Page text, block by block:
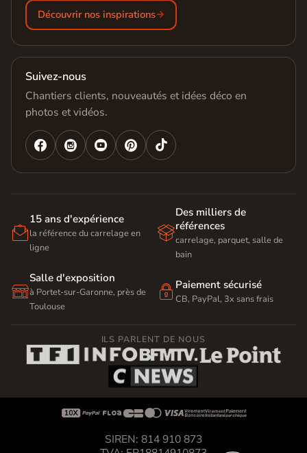
Découvrir nos inspirations
Suivez-nous
Chantiers clients, nouveautés et idées déco en
photos et vidéos.
   

15 ans d'expérience
la référence du carrelage en
ligne

Des milliers de
références
carrelage, parquet, salle de
bain

Salle d'exposition
à Portet-sur-Garonne, près de
Toulouse
 Paiement sécurisé
CB, PayPal, 3x sans frais
ILS PARLENT DE NOUS

SIREN: 814 910 873